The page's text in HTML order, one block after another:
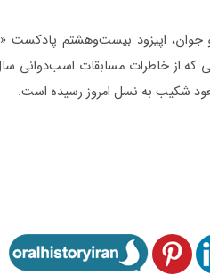
جوان، اپیزود بیست‌وهشتم پادکست «
شکیب به نسل امروز رسیده است.